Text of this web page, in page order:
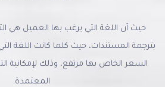
حيث أن اللغة التي يرغب بها العميل هي
بترجمة المستندات، حيث كلما كانت اللغة
السعر الخاص بها مرتفع، وذلك لإمكانية
المعتمدة.